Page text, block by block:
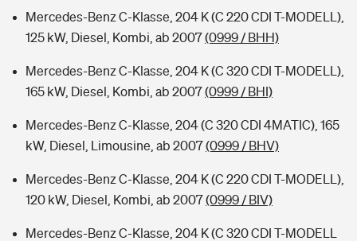
Mercedes-Benz C-Klasse, 204 K (C 220 CDI T-MODELL),
125 kW, Diesel, Kombi, ab 2007(0999 / BHH)
Mercedes-Benz C-Klasse, 204 K (C 320 CDI T-MODELL),
165 kW, Diesel, Kombi, ab 2007(0999 / BHI)
Mercedes-Benz C-Klasse, 204 (C 320 CDI 4MATIC), 165
kW, Diesel, Limousine, ab 2007(0999 / BHV)
Mercedes-Benz C-Klasse, 204 K (C 220 CDI T-MODELL),
120 kW, Diesel, Kombi, ab 2007(0999 / BIV)
Mercedes-Benz C-Klasse, 204 K (C 320 CDI T-MODELL